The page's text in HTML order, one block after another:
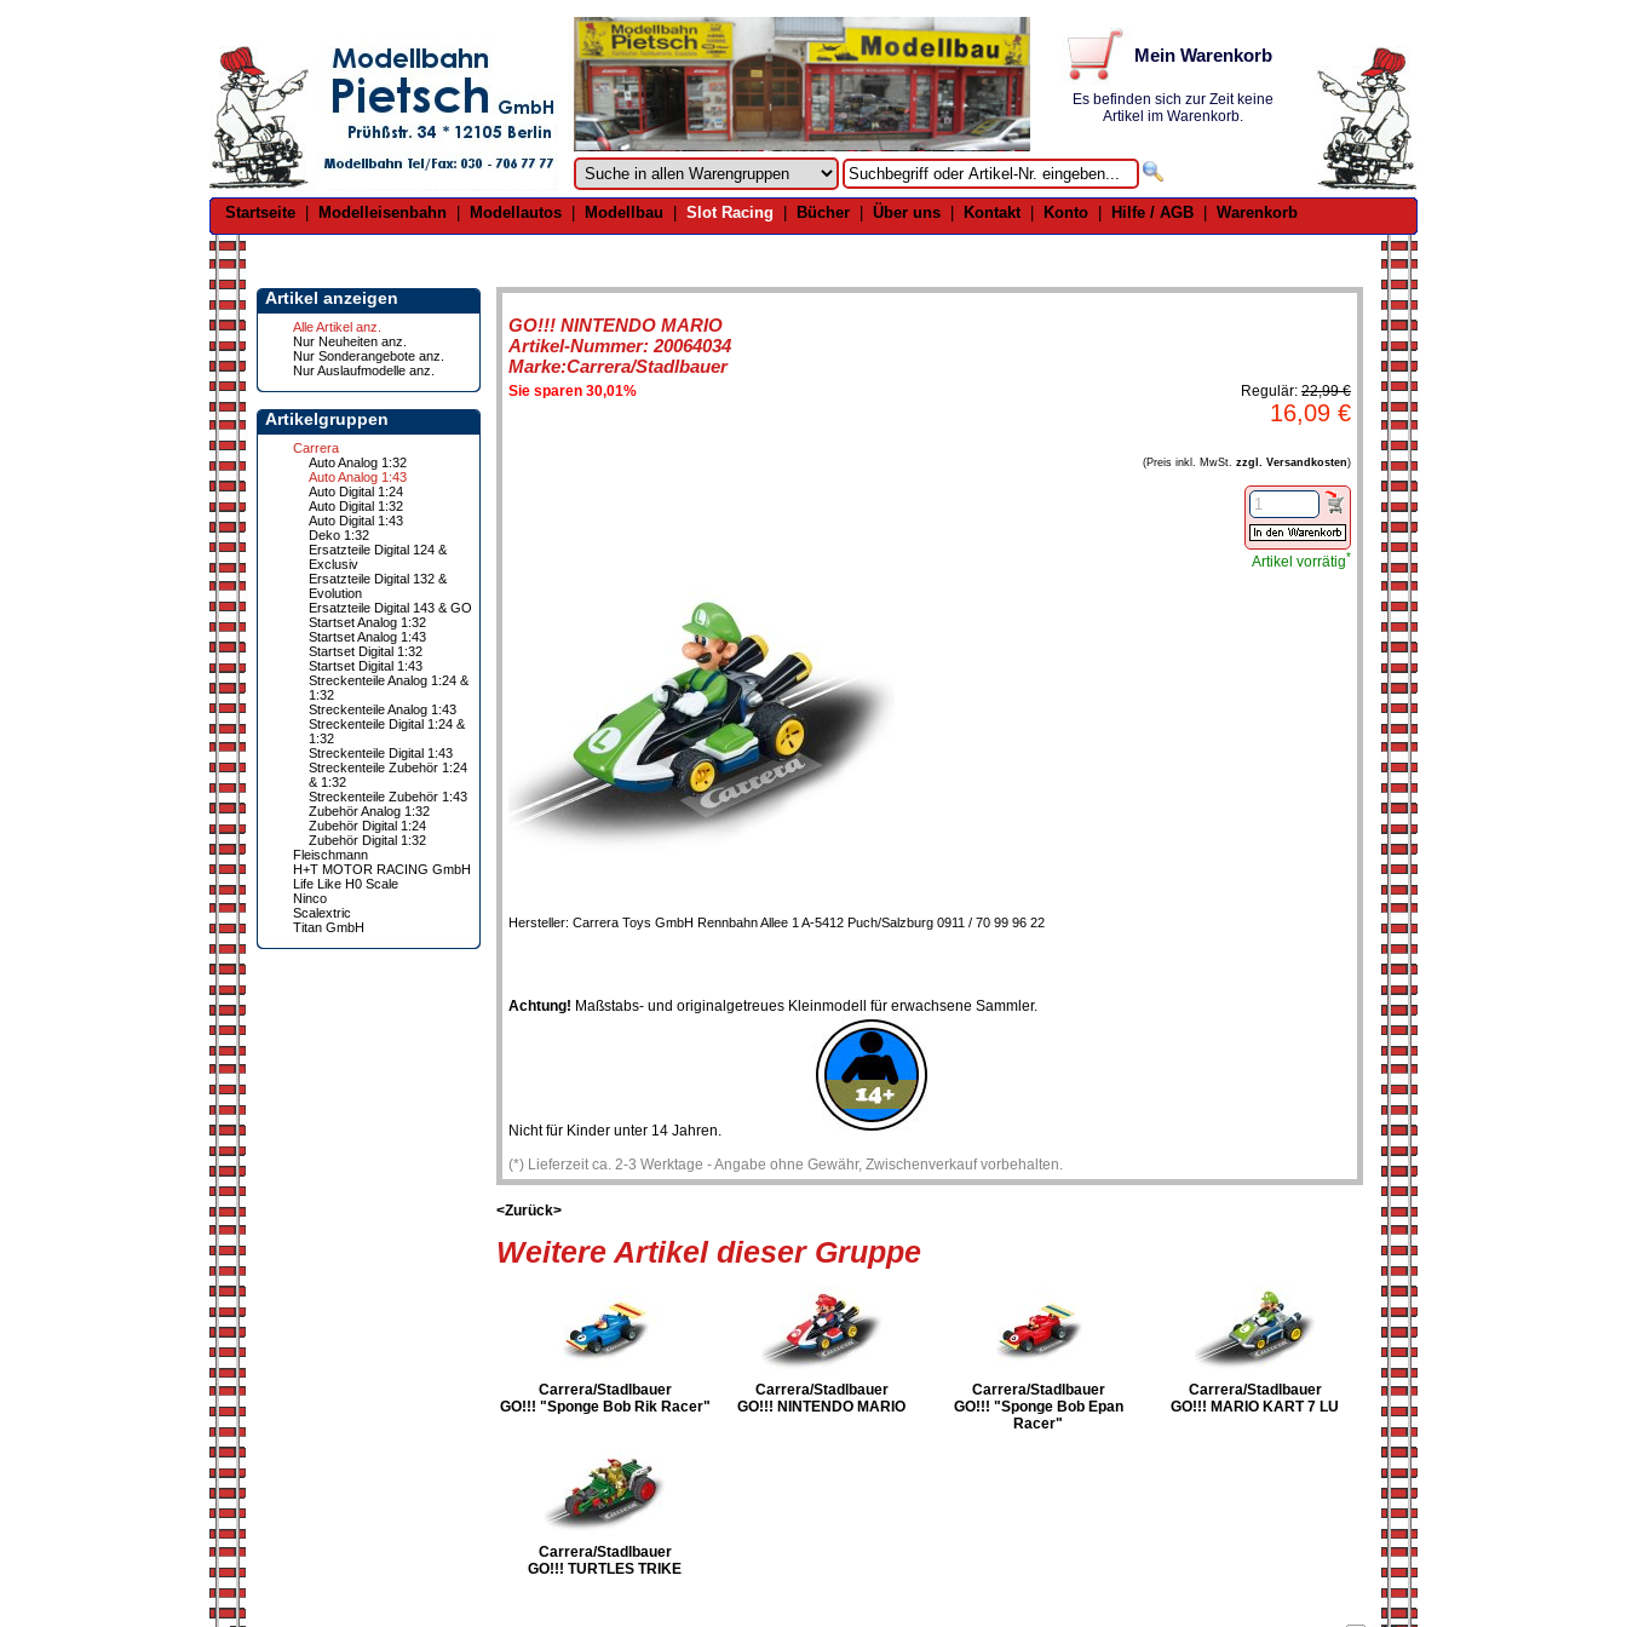
Mein Warenkorb
Es befinden sich zur Zeit keine
Artikel im Warenkorb.
Startseite Modelleisenbahn Modellautos Modellbau Slot Racing Bücher Über uns Kontakt| Konto Hilfe / AGB Warenkorb
Artikel anzeigen
Alle Artikel anz.
Nur Neuheiten anz.
Nur Sonderangebote anz.
Nur Auslaufmodelle anz.
Artikelgruppen
Carrera
Auto Analog 1:32
Auto Analog 1:43
Auto Digital 1:24
Auto Digital 1:32
Auto Digital 1:43
Deko 1:32
Ersatzteile Digital 124 &
Exclusiv
Ersatzteile Digital 132 &
Evolution
Ersatzteile Digital 143 & GO
Startset Analog 1:32
Startset Analog 1:43
Startset Digital 1:32
Startset Digital 1:43
Streckenteile Analog 1:24 &
1:32
Streckenteile Analog 1:43
Streckenteile Digital 1:24 &
1:32
Streckenteile Digital 1:43
Streckenteile Zubehör 1:24
& 1:32
Streckenteile Zubehör 1:43
Zubehör Analog 1:32
Zubehör Digital 1:24
Zubehör Digital 1:32
Fleischmann
H+T MOTOR RACING GmbH
Life Like H0 Scale
Ninco
Scalextric
Titan GmbH
GO!!! NINTENDO MARIO
Artikel-Nummer: 20064034
Marke:Carrera/Stadlbauer
Regulär: 22,99 €
16,09 €
(Preis inkl. MwSt. zzgl. Versandkosten)
Sie sparen 30,01%
Artikel vorrätig*
Hersteller: Carrera Toys GmbH Rennbahn Allee 1 A-5412 Puch/Salzburg 0911 / 70 99 96 22
Achtung! Maßstabs- und originalgetreues Kleinmodell für erwachsene Sammler.
Nicht für Kinder unter 14 Jahren.
(*) Lieferzeit ca. 2-3 Werktage - Angabe ohne Gewähr, Zwischenverkauf vorbehalten.
<Zurück>
Weitere Artikel dieser Gruppe
Carrera/Stadlbauer
GO!!! "Sponge Bob Rik Racer"
Carrera/Stadlbauer
GO!!! NINTENDO MARIO
Carrera/Stadlbauer
GO!!! "Sponge Bob Epan
Racer"
Carrera/Stadlbauer
GO!!! MARIO KART 7 LU
Carrera/Stadlbauer
GO!!! TURTLES TRIKE